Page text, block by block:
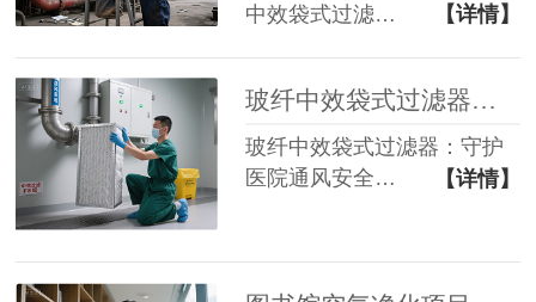
中效袋式过滤…
【详情】
玻纤中效袋式过滤器：守护医院通风安全的隐形屏障
玻纤中效袋式过滤器：守护
医院通风安全…
【详情】